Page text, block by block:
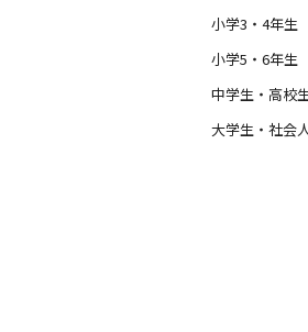
小学3・4年生
小学5・6年生
中学生・高校
大学生・社会